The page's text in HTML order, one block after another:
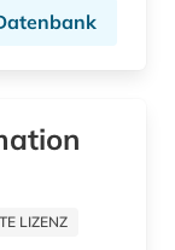
LIZENZ